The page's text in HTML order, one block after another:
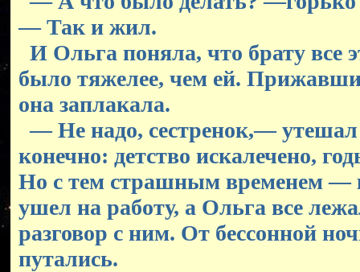
— Так и жил.
И Ольга поняла, что брату все
было тяжелее, чем ей.
она заплакала.
— Не надо, сестренок,—
конечно: детство искалечено,
Но с тем страшным временем —
ушел на работу, а Ольга все
разговор с ним. От бессонной
путались.